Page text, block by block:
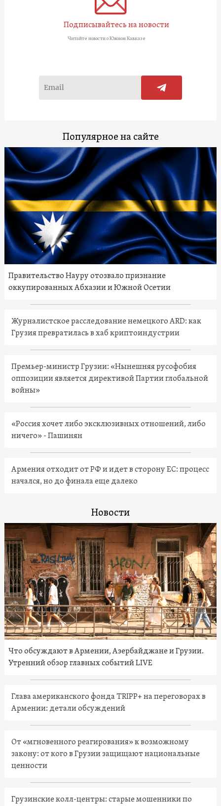
Подписывайтесь на новости
Читайте новости о Южном Кавказе
Популярное на сайте
Правительство Науру отозвало признание
оккупированных Абхазии и Южной Осетии
Журналистское расследование немецкого ARD: как
Грузия превратилась в хаб криптоиндустрии
Премьер-министр Грузии: «Нынешняя русофобия
оппозиции является директивой Партии глобальной
войны»
«Россия хочет либо эксклюзивных отношений, либо
ничего» - Пашинян
Армения отходит от РФ и идет в сторону ЕС: процесс
начался, но до финала еще далеко
Новости
Что обсуждают в Армении, Азербайджане и Грузии.
Утренний обзор главных событий LIVE
Глава американского фонда TRIPP+ на переговорах в
Армении: детали обсуждений
От «мгновенного реагирования» к возможному
закону: от кого в Грузии защищают национальные
ценности
Грузинские колл-центры: старые мошенники по